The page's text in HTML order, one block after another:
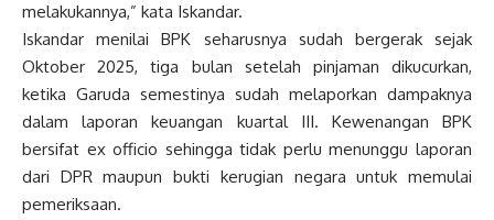
melakukannya,” kata Iskandar.
Iskandar menilai BPK seharusnya sudah bergerak sejak
Oktober 2025, tiga bulan setelah pinjaman dikucurkan,
ketika Garuda semestinya sudah melaporkan dampaknya
dalam laporan keuangan kuartal III. Kewenangan BPK
bersifat ex officio sehingga tidak perlu menunggu laporan
dari DPR maupun bukti kerugian negara untuk memulai
pemeriksaan.